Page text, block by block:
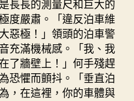
長長的測量尺和巨大的
度嚴肅。「違反泊車維
惡極！」領頭的泊車警
充滿機械感。「我、我
了牆壁上！」何手殘趕
恐懼而顫抖。「垂直泊
，在這裡，你的車體與